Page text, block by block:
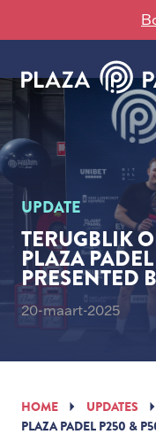
UPDATE
TERUGBLIK
PLAZA
PRESENTED
20-maart-2025
HOME UPDATES
PLAZA PADEL P250 &